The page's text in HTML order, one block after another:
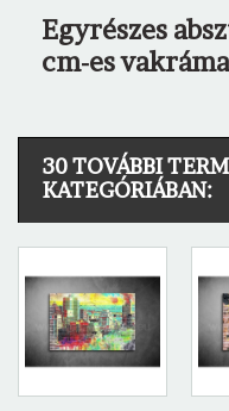
Egyrészes
cm-es
30 TOVÁBBI
KATEGÓRIÁBAN: